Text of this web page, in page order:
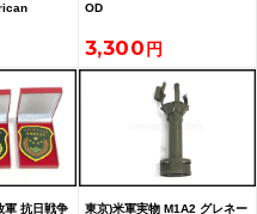
OD
3,300
軍 抗日戦争 東京)米軍実物 M1A2 グレネー